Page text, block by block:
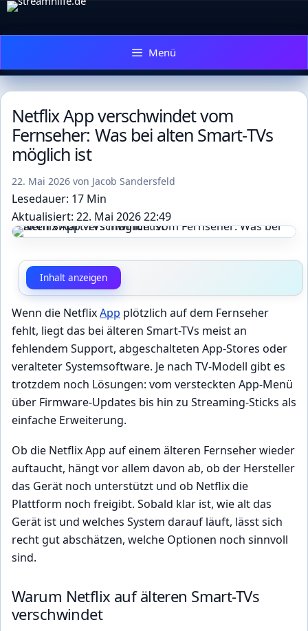
Zum
Menü
Netflix App verschwindet vom
Fernseher: Was bei alten Smart-TVs
möglich ist
22. Mai 2026 von Jacob Sandersfeld
Lesedauer: 17 Min
Aktualisiert: 22. Mai 2026 22:49
Inhalt anzeigen
Wenn die NetflixApp plötzlich auf dem Fernseher
fehlt, liegt das bei älteren Smart-TVs meist an
fehlendem Support, abgeschalteten App-Stores oder
veralteter Systemsoftware. Je nach TV-Modell gibt es
trotzdem noch Lösungen: vom versteckten App-Menü
über Firmware-Updates bis hin zu Streaming-Sticks als
einfache Erweiterung.
Ob die Netflix App auf einem älteren Fernseher wieder
auftaucht, hängt vor allem davon ab, ob der Hersteller
das Gerät noch unterstützt und ob Netflix die
Plattform noch freigibt. Sobald klar ist, wie alt das
Gerät ist und welches System darauf läuft, lässt sich
recht gut abschätzen, welche Optionen noch sinnvoll
sind.
Warum Netflix auf älteren Smart-TVs
verschwindet